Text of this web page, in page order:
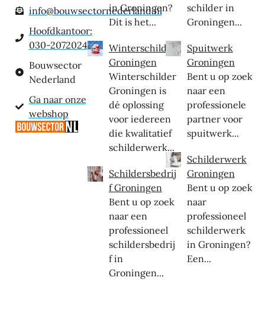
info@bouwsectornederland.nl
Hoofdkantoor:
030-2072024
Bouwsector
Nederland
Ga naar onze
webshop
in Groningen?
Dit is het...
Winterschilder
Groningen
Winterschilder
Groningen is
dé oplossing
voor iedereen
die kwalitatief
schilderwerk...
Schildersbedrij
f Groningen
Bent u op zoek
naar een
professioneel
schildersbedrij
f in
Groningen...
schilder in
Groningen...
Spuitwerk
Groningen
Bent u op zoek
naar een
professionele
partner voor
spuitwerk...
Schilderwerk
Groningen
Bent u op zoek
naar
professioneel
schilderwerk
in Groningen?
Een...